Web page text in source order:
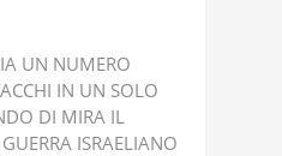
UN NUMERO
IN UN SOLO
DI MIRA IL
ISRAELIANO